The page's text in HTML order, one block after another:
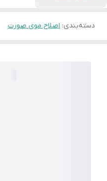
دسته‌بندی: اصلاح موی صورت